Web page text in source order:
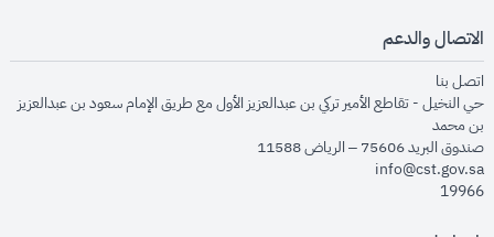
الاتصال والدعم
اتصل بنا
حي النخيل - تقاطع الأمير تركي بن عبدالعزيز الأول مع طريق الإمام سعود بن عبدالعزيز
بن محمد
صندوق البريد 75606 – الرياض 11588
info@cst.gov.sa
19966